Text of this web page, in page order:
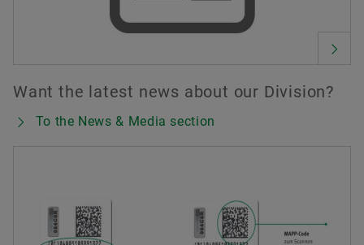
Want the latest news about our Division?
To the News & Media section